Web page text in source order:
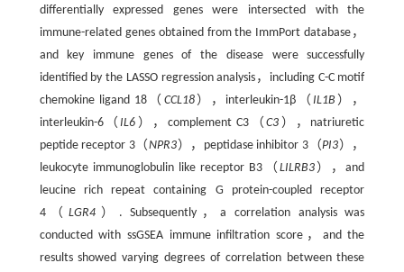
differentially expressed genes were intersected with the
immune-related genes obtained from the ImmPort database，
and key immune genes of the disease were successfully
identified by the LASSO regression analysis，including C-C motif
chemokine ligand 18（ CCL18），interleukin-1β（ IL1B ），
interleukin-6（IL6 ），complement C3（C3 ），natriuretic
peptide receptor 3（ NPR3 ），peptidase inhibitor 3（PI3 ），
leukocyte immunoglobulin like receptor B3（ LILRB3），and
leucine rich repeat containing G protein-coupled receptor
4（LGR4 ）. Subsequently，a correlation analysis was
conducted with ssGSEA immune infiltration score，and the
results showed varying degrees of correlation between these